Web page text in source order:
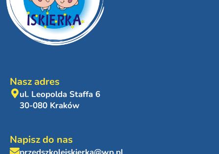
Nasz adres
ul. Leopolda Staffa 6
30-080 Kraków
Napisz do nas